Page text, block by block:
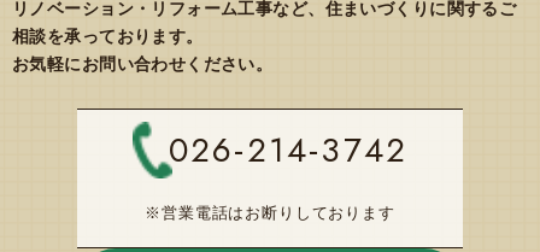
リノベーション・リフォーム工事など、住まいづくりに関するご
相談を承っております。
お気軽にお問い合わせください。
026-214-3742
※営業電話はお断りしております